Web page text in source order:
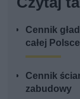
Cennik
całej Polsce
Cennik
zabudowy